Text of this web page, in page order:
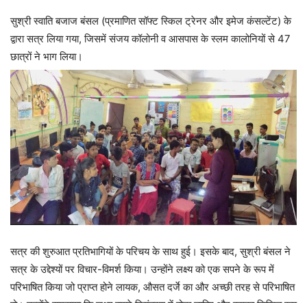
सुश्री स्वाति बजाज बंसल (प्रमाणित सॉफ्ट स्किल ट्रेनर और इमेज कंसल्टेंट) के
द्वारा सत्र लिया गया, जिसमें संजय कॉलोनी व आसपास के स्लम कालोनियों से 47
छात्रों ने भाग लिया।
सत्र की शुरुआत प्रतिभागियों के परिचय के साथ हुई। इसके बाद, सुश्री बंसल ने
सत्र के उद्देश्यों पर विचार-विमर्श किया। उन्होंने लक्ष्य को एक सपने के रूप में
परिभाषित किया जो प्राप्त होने लायक, औसत दर्जे का और अच्छी तरह से परिभाषित